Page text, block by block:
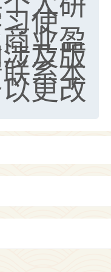
使
业盈
及版
系本
更改
的人事调整，拖到年
一上班，开会提拔升
主要是底薪加了
感恩感谢！🙏🏻
请客吗？�
医看遍了，找不到问
来老师，跟老师聊过
建议，处理了一些因
好多，主要是心情好
体会了。